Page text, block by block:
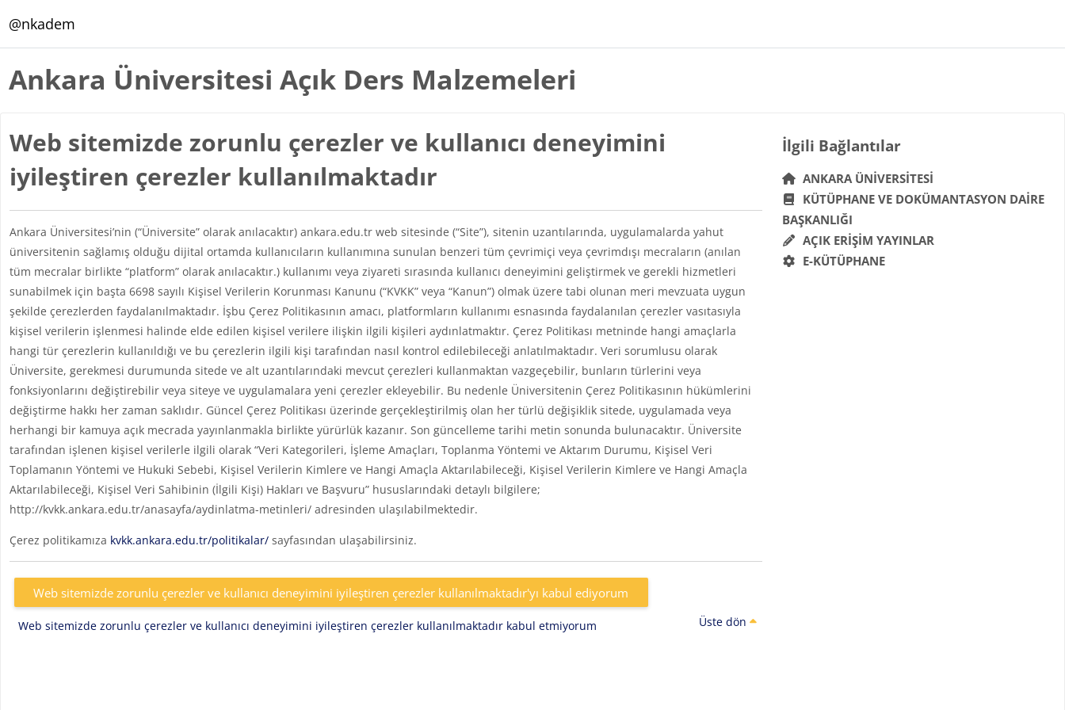
@nkadem
Ankara Üniversitesi Açık Ders Malzemeleri
Web sitemizde zorunlu çerezler ve kullanıcı deneyimini
iyileştiren çerezler kullanılmaktadır
Ankara Üniversitesi’nin (“Üniversite” olarak anılacaktır) ankara.edu.tr web sitesinde (“Site”), sitenin uzantılarında, uygulamalarda yahut
üniversitenin sağlamış olduğu dijital ortamda kullanıcıların kullanımına sunulan benzeri tüm çevrimiçi veya çevrimdışı mecraların (anılan
tüm mecralar birlikte “platform” olarak anılacaktır.) kullanımı veya ziyareti sırasında kullanıcı deneyimini geliştirmek ve gerekli hizmetleri
sunabilmek için başta 6698 sayılı Kişisel Verilerin Korunması Kanunu (“KVKK” veya “Kanun”) olmak üzere tabi olunan meri mevzuata uygun
şekilde çerezlerden faydalanılmaktadır. İşbu Çerez Politikasının amacı, platformların kullanımı esnasında faydalanılan çerezler vasıtasıyla
kişisel verilerin işlenmesi halinde elde edilen kişisel verilere ilişkin ilgili kişileri aydınlatmaktır. Çerez Politikası metninde hangi amaçlarla
hangi tür çerezlerin kullanıldığı ve bu çerezlerin ilgili kişi tarafından nasıl kontrol edilebileceği anlatılmaktadır. Veri sorumlusu olarak
Üniversite, gerekmesi durumunda sitede ve alt uzantılarındaki mevcut çerezleri kullanmaktan vazgeçebilir, bunların türlerini veya
fonksiyonlarını değiştirebilir veya siteye ve uygulamalara yeni çerezler ekleyebilir. Bu nedenle Üniversitenin Çerez Politikasının hükümlerini
değiştirme hakkı her zaman saklıdır. Güncel Çerez Politikası üzerinde gerçekleştirilmiş olan her türlü değişiklik sitede, uygulamada veya
herhangi bir kamuya açık mecrada yayınlanmakla birlikte yürürlük kazanır. Son güncelleme tarihi metin sonunda bulunacaktır. Üniversite
tarafından işlenen kişisel verilerle ilgili olarak “Veri Kategorileri, İşleme Amaçları, Toplanma Yöntemi ve Aktarım Durumu, Kişisel Veri
Toplamanın Yöntemi ve Hukuki Sebebi, Kişisel Verilerin Kimlere ve Hangi Amaçla Aktarılabileceği, Kişisel Verilerin Kimlere ve Hangi Amaçla
Aktarılabileceği, Kişisel Veri Sahibinin (İlgili Kişi) Hakları ve Başvuru” hususlarındaki detaylı bilgilere;
http://kvkk.ankara.edu.tr/anasayfa/aydinlatma-metinleri/ adresinden ulaşılabilmektedir.
Çerez politikamıza kvkk.ankara.edu.tr/politikalar/sayfasından ulaşabilirsiniz.
Web sitemizde zorunlu çerezler ve kullanıcı deneyimini iyileştiren çerezler kullanılmaktadır'yı kabul ediyorum
Web sitemizde zorunlu çerezler ve kullanıcı deneyimini iyileştiren çerezler kullanılmaktadır kabul etmiyorum Üste dön
Bloklar
İlgili Bağlantılar 'yı atla
İlgili Bağlantılar
ANKARA ÜNIVERSITESI
KÜTÜPHANE VE DOKÜMANTASYON DAIRE
BAŞKANLIĞI
AÇIK ERIŞIM YAYINLAR
E-KÜTÜPHANE